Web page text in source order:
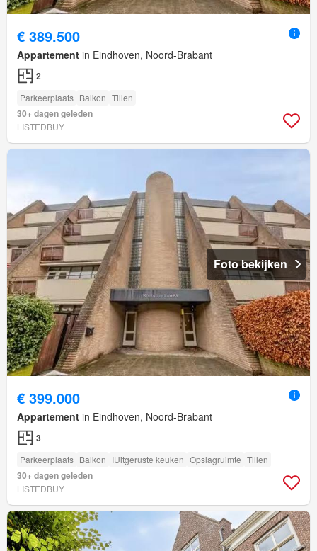
€ 389.500
Appartement in Eindhoven, Noord-Brabant
2
Parkeerplaats Balkon Tillen
30+ dagen geleden
LISTEDBUY
Foto bekijken
€ 399.000
Appartement in Eindhoven, Noord-Brabant
3
Parkeerplaats Balkon IUitgeruste keuken Opslagruimte Tillen
30+ dagen geleden
LISTEDBUY